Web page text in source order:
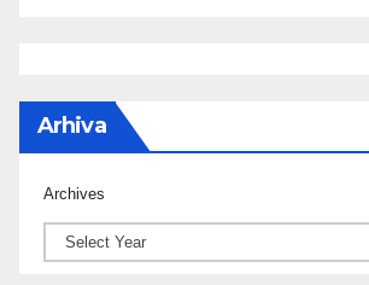
Arhiva
Archives